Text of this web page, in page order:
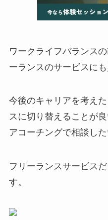
ワークライフバランス
ーランスのサービスに
今後のキャリアを考え
スに切り替えることが
アコーチングで相談した
フリーランスサービス
す。